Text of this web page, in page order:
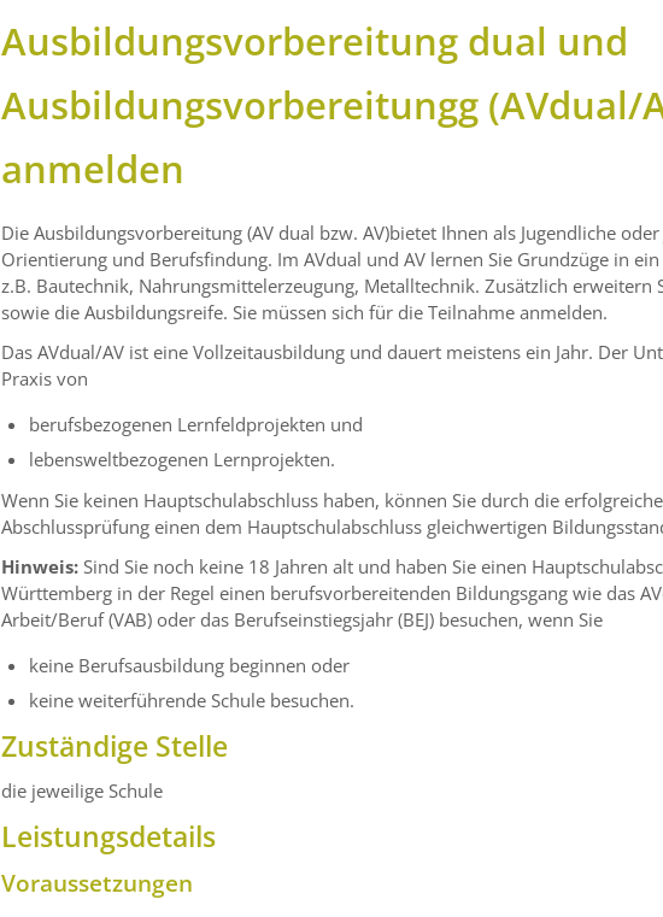
Ausbildungsvorbereitung dual und
Ausbildungsvorbereitungg (AVdual/
anmelden
Die Ausbildungsvorbereitung (AV dual bzw. AV)bietet Ihnen als Jugendliche
Orientierung und Berufsfindung. Im AVdual und AV lernen Sie Grundzüge in
z.B. Bautechnik, Nahrungsmittelerzeugung, Metalltechnik. Zusätzlich erweitern
sowie die Ausbildungsreife. Sie müssen sich für die Teilnahme anmelden.
Das AVdual/AV ist eine Vollzeitausbildung und dauert meistens ein Jahr. Der
Praxis von
berufsbezogenen Lernfeldprojekten und
lebensweltbezogenen Lernprojekten.
Wenn Sie keinen Hauptschulabschluss haben, können Sie durch die
Abschlussprüfung einen dem Hauptschulabschluss gleichwertigen
Hinweis: Sind Sie noch keine 18 Jahren alt und haben Sie einen
Württemberg in der Regel einen berufsvorbereitenden Bildungsgang wie das
Arbeit/Beruf (VAB) oder das Berufseinstiegsjahr (BEJ) besuchen, wenn Sie
keine Berufsausbildung beginnen oder
keine weiterführende Schule besuchen.
Zuständige Stelle
die jeweilige Schule
Leistungsdetails
Voraussetzungen